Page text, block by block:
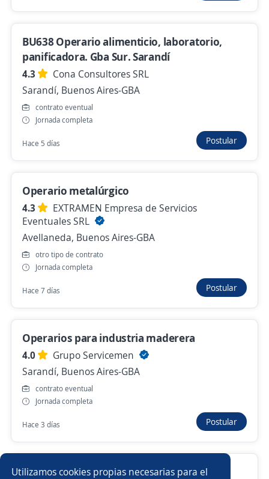
Utilizamos cookies propias necesarias para el
4,2
Consultores de Empresas
Córdoba, Córdoba
Ayer
Se precisa Urgente
Operarios de construcción
Hace 2 días
Operario de depósito
4,4
Nexo Group
Córdoba, Córdoba
Ayer
Anterior Siguiente
Nuevas ofertas de empleo
Empleos similares
Maquinista Selección de personal
Operario/a de planta Operario/a de carga y descarga
BU638 Operario alimenticio, laboratorio,
panificadora. Gba Sur. Sarandí
4.3
Cona Consultores SRL
Sarandí, Buenos Aires-GBA
contrato eventual
Jornada completa
Hace 5 días Postular
Operario metalúrgico
4.3
EXTRAMEN Empresa de Servicios
Eventuales SRL
Avellaneda, Buenos Aires-GBA
otro tipo de contrato
Jornada completa
Hace 7 días Postular
Operarios para industria maderera
4.0
Grupo Servicemen
Sarandí, Buenos Aires-GBA
contrato eventual
Jornada completa
Hace 3 días Postular
Operario de Montaje